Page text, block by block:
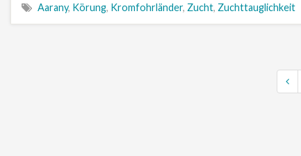
Aarany, Körung, Kromfohrländer, Zucht, Zuchttauglichkeit